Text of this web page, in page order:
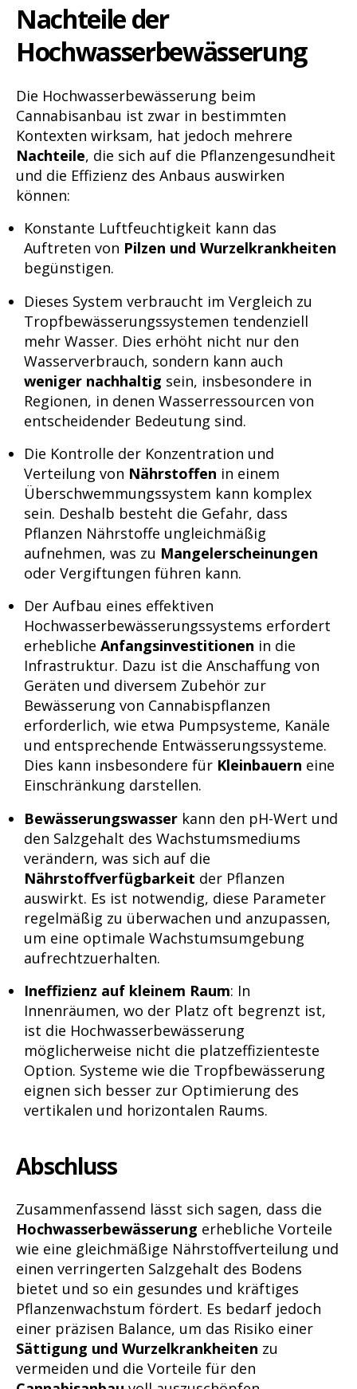
Nachteile der
Hochwasserbewässerung
Die Hochwasserbewässerung beim
Cannabisanbau ist zwar in bestimmten
Kontexten wirksam, hat jedoch mehrere
Nachteile, die sich auf die Pflanzengesundheit
und die Effizienz des Anbaus auswirken
können:
Konstante Luftfeuchtigkeit kann das
Auftreten von Pilzen und Wurzelkrankheiten
begünstigen.
Dieses System verbraucht im Vergleich zu
Tropfbewässerungssystemen tendenziell
mehr Wasser. Dies erhöht nicht nur den
Wasserverbrauch, sondern kann auch
weniger nachhaltig sein, insbesondere in
Regionen, in denen Wasserressourcen von
entscheidender Bedeutung sind.
Die Kontrolle der Konzentration und
Verteilung von Nährstoffen in einem
Überschwemmungssystem kann komplex
sein. Deshalb besteht die Gefahr, dass
Pflanzen Nährstoffe ungleichmäßig
aufnehmen, was zu Mangelerscheinungen
oder Vergiftungen führen kann.
Der Aufbau eines effektiven
Hochwasserbewässerungssystems erfordert
erhebliche Anfangsinvestitionen in die
Infrastruktur. Dazu ist die Anschaffung von
Geräten und diversem Zubehör zur
Bewässerung von Cannabispflanzen
erforderlich, wie etwa Pumpsysteme, Kanäle
und entsprechende Entwässerungssysteme.
Dies kann insbesondere für Kleinbauern eine
Einschränkung darstellen.
Bewässerungswasser kann den pH-Wert und
den Salzgehalt des Wachstumsmediums
verändern, was sich auf die
Nährstoffverfügbarkeit der Pflanzen
auswirkt. Es ist notwendig, diese Parameter
regelmäßig zu überwachen und anzupassen,
um eine optimale Wachstumsumgebung
aufrechtzuerhalten.
Ineffizienz auf kleinem Raum: In
Innenräumen, wo der Platz oft begrenzt ist,
ist die Hochwasserbewässerung
möglicherweise nicht die platzeffizienteste
Option. Systeme wie die Tropfbewässerung
eignen sich besser zur Optimierung des
vertikalen und horizontalen Raums.
Abschluss
Zusammenfassend lässt sich sagen, dass die
Hochwasserbewässerung erhebliche Vorteile
wie eine gleichmäßige Nährstoffverteilung und
einen verringerten Salzgehalt des Bodens
bietet und so ein gesundes und kräftiges
Pflanzenwachstum fördert. Es bedarf jedoch
einer präzisen Balance, um das Risiko einer
Sättigung und Wurzelkrankheiten zu
vermeiden und die Vorteile für den